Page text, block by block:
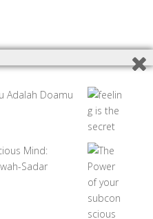
Adalah Doamu
Mind:
Sadar